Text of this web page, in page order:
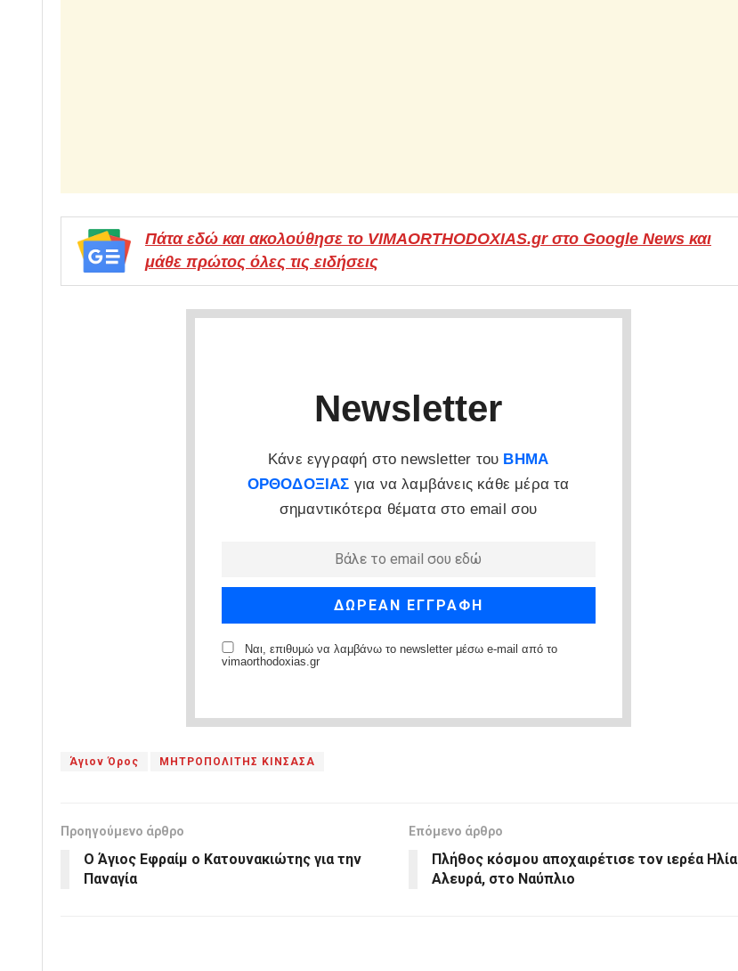
Πάτα εδώ και ακολούθησε το VIMAORTHODOXIAS.gr στο Google News και
μάθε πρώτος όλες τις ειδήσεις
Newsletter
Κάνε εγγραφή στο newsletter του ΒΗΜΑ
ΟΡΘΟΔΟΞΙΑΣ για να λαμβάνεις κάθε μέρα τα
σημαντικότερα θέματα στο email σου
Ναι, επιθυμώ να λαμβάνω το newsletter μέσω e-mail από το
vimaorthodoxias.gr
Άγιον Όρος ΜΗΤΡΟΠΟΛΙΤΗΣ ΚΙΝΣΑΣΑ
Προηγούμενο άρθρο
Ο Άγιος Εφραίμ ο Κατουνακιώτης για την
Παναγία
Επόμενο άρθρο
Πλήθος κόσμου αποχαιρέτισε τον ιερέα Ηλία
Αλευρά, στο Ναύπλιο